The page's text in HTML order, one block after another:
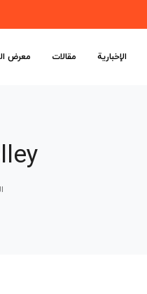
الإخبارية مقالات معرض